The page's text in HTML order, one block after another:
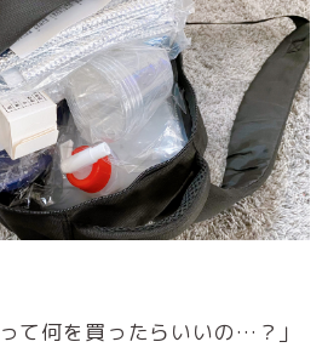
て何を買ったらいいの…？」